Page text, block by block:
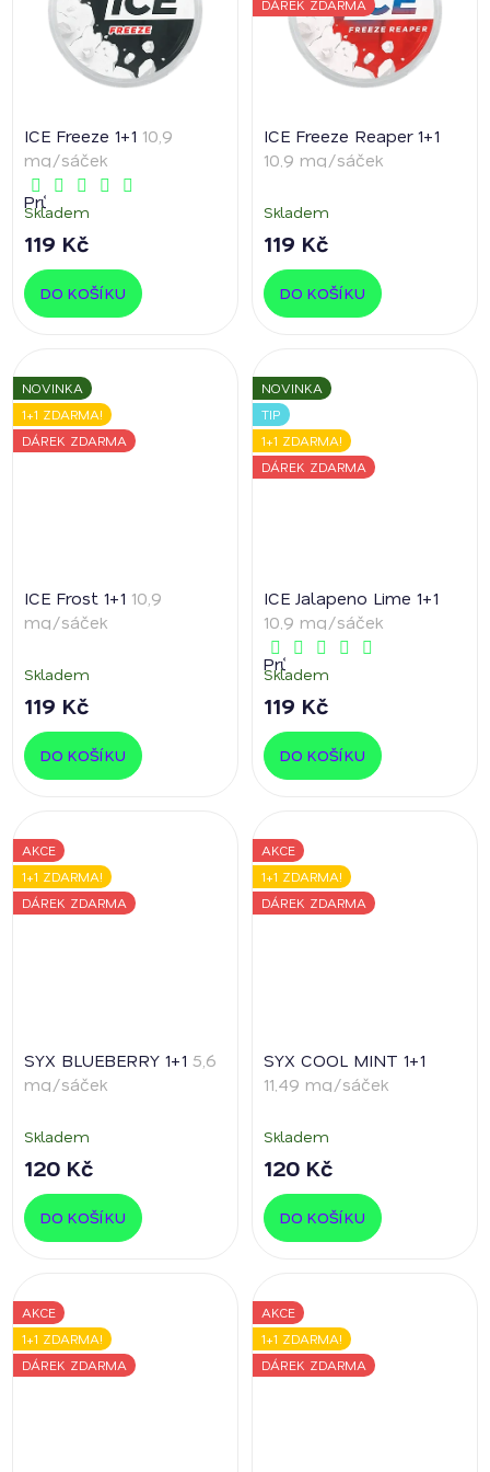
ICE Freeze 1+1 10,9
mg/sáček
Průměrné
hodnocení
produktu
je
5,0
5
hvězdiček.
Skladem
119 Kč
DO KOŠÍKU
DÁREK ZDARMA
ICE Freeze Reaper 1+1
10,9 mg/sáček
Skladem
119 Kč
DO KOŠÍKU
NOVINKA
1+1 ZDARMA!
DÁREK ZDARMA
ICE Frost 1+1 10,9
mg/sáček
Skladem
119 Kč
DO KOŠÍKU
NOVINKA
TIP
1+1 ZDARMA!
DÁREK ZDARMA
ICE Jalapeno Lime 1+1
10,9 mg/sáček
Průměrné
hodnocení
produktu
je
5,0
5
hvězdiček.
Skladem
119 Kč
DO KOŠÍKU
AKCE
1+1 ZDARMA!
DÁREK ZDARMA
SYX BLUEBERRY 1+1 5,6
mg/sáček
Skladem
120 Kč
DO KOŠÍKU
AKCE
1+1 ZDARMA!
DÁREK ZDARMA
SYX COOL MINT 1+1
11,49 mg/sáček
Skladem
120 Kč
DO KOŠÍKU
AKCE
1+1 ZDARMA!
DÁREK ZDARMA
AKCE
1+1 ZDARMA!
DÁREK ZDARMA